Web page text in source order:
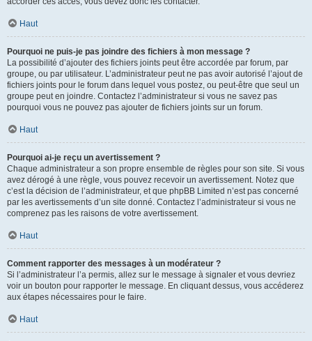
Haut
Pourquoi ne puis-je pas joindre des fichiers à mon message ?
La possibilité d’ajouter des fichiers joints peut être accordée par forum, par
groupe, ou par utilisateur. L’administrateur peut ne pas avoir autorisé l’ajout de
fichiers joints pour le forum dans lequel vous postez, ou peut-être que seul un
groupe peut en joindre. Contactez l’administrateur si vous ne savez pas
pourquoi vous ne pouvez pas ajouter de fichiers joints sur un forum.
Haut
Pourquoi ai-je reçu un avertissement ?
Chaque administrateur a son propre ensemble de règles pour son site. Si vous
avez dérogé à une règle, vous pouvez recevoir un avertissement. Notez que
c’est la décision de l’administrateur, et que phpBB Limited n’est pas concerné
par les avertissements d’un site donné. Contactez l’administrateur si vous ne
comprenez pas les raisons de votre avertissement.
Haut
Comment rapporter des messages à un modérateur ?
Si l’administrateur l’a permis, allez sur le message à signaler et vous devriez
voir un bouton pour rapporter le message. En cliquant dessus, vous accéderez
aux étapes nécessaires pour le faire.
Haut